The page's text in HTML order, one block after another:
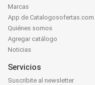
Marcas
App de
Quiénes somos
Agregar catálogo
Noticias
Servicios
Suscribite al newsletter